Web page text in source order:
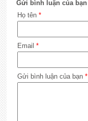
Gửi bình luận của bạn
Họ tên *
Email *
Gửi bình luận của bạn *